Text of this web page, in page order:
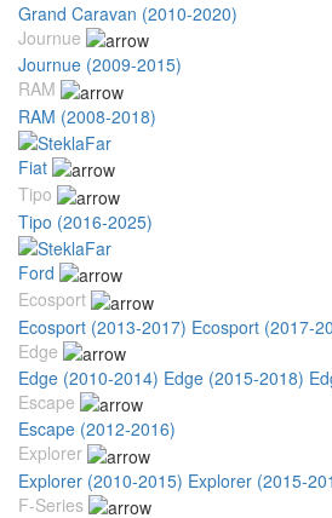
Grand Caravan (2010-2020)
Journue
Journue (2009-2015)
RAM
RAM (2008-2018)
Fiat
Tipo
Tipo (2016-2025)
Ford
Ecosport
Ecosport (2013-2017) Ecosport (2017-
Edge
Edge (2010-2014) Edge (2015-2018)
Escape
Escape (2012-2016)
Explorer
Explorer (2010-2015) Explorer (2015-
F-Series